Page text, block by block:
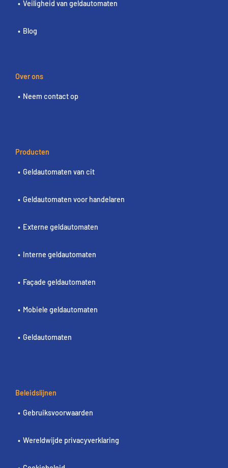
Veiligheid van geldautomaten
Blog
Over ons
Neem contact op
Producten
Geldautomaten van cit
Geldautomaten voor handelaren
Externe geldautomaten
Interne geldautomaten
Façade geldautomaten
Mobiele geldautomaten
Geldautomaten
Beleidslijnen
Gebruiksvoorwaarden
Wereldwijde privacyverklaring